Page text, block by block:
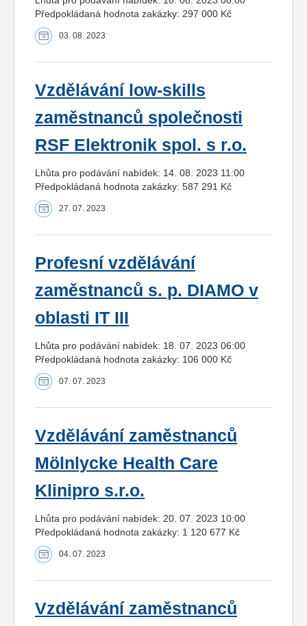
Předpokládaná hodnota zakázky: 297 000 Kč
03. 08. 2023
Vzdělávání low-skills
zaměstnanců společnosti
RSF Elektronik spol. s r.o.
Lhůta pro podávání nabídek: 14. 08. 2023 11:00
Předpokládaná hodnota zakázky: 587 291 Kč
27. 07. 2023
Profesní vzdělávání
zaměstnanců s. p. DIAMO v
oblasti IT III
Lhůta pro podávání nabídek: 18. 07. 2023 06:00
Předpokládaná hodnota zakázky: 106 000 Kč
07. 07. 2023
Vzdělávání zaměstnanců
Mölnlycke Health Care
Klinipro s.r.o.
Lhůta pro podávání nabídek: 20. 07. 2023 10:00
Předpokládaná hodnota zakázky: 1 120 677 Kč
04. 07. 2023
Vzdělávání zaměstnanců